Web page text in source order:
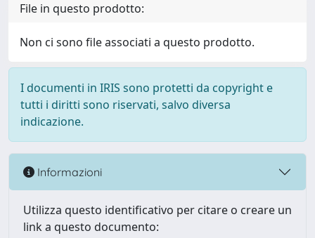
File in questo prodotto:
Non ci sono file associati a questo prodotto.
I documenti in IRIS sono protetti da copyright e
tutti i diritti sono riservati, salvo diversa
indicazione.
Informazioni
Utilizza questo identificativo per citare o creare un
link a questo documento: